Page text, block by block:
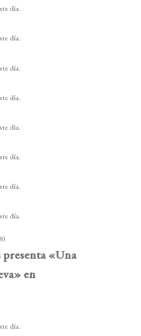
día.
día.
día.
día.
día.
día.
día.
día.
presenta «Una
en
día.